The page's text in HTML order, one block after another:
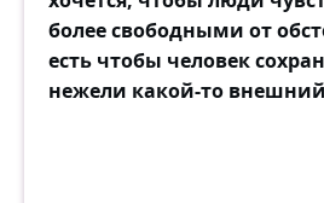
более свободными от
есть чтобы человек
нежели какой-то